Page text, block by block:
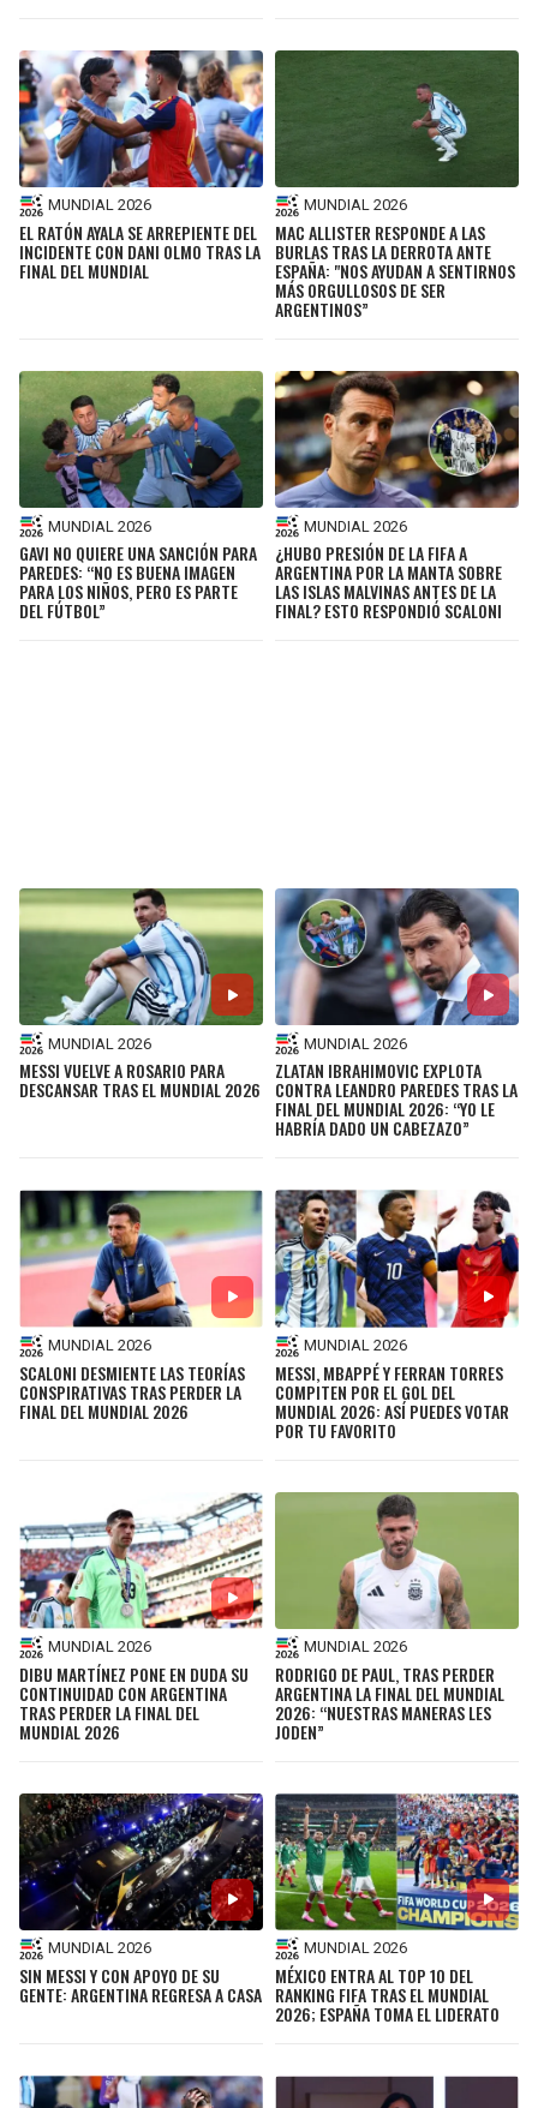
MUNDIAL 2026
EL RATÓN AYALA SE ARREPIENTE DEL
INCIDENTE CON DANI OLMO TRAS LA
FINAL DEL MUNDIAL
MUNDIAL 2026
MAC ALLISTER RESPONDE A LAS
BURLAS TRAS LA DERROTA ANTE
ESPAÑA: "NOS AYUDAN A SENTIRNOS
MÁS ORGULLOSOS DE SER
ARGENTINOS”
MUNDIAL 2026
GAVI NO QUIERE UNA SANCIÓN PARA
PAREDES: “NO ES BUENA IMAGEN
PARA LOS NIÑOS, PERO ES PARTE
DEL FÚTBOL”
MUNDIAL 2026
¿HUBO PRESIÓN DE LA FIFA A
ARGENTINA POR LA MANTA SOBRE
LAS ISLAS MALVINAS ANTES DE LA
FINAL? ESTO RESPONDIÓ SCALONI
MUNDIAL 2026
MESSI VUELVE A ROSARIO PARA
DESCANSAR TRAS EL MUNDIAL 2026
MUNDIAL 2026
ZLATAN IBRAHIMOVIC EXPLOTA
CONTRA LEANDRO PAREDES TRAS LA
FINAL DEL MUNDIAL 2026: “YO LE
HABRÍA DADO UN CABEZAZO”
MUNDIAL 2026
SCALONI DESMIENTE LAS TEORÍAS
CONSPIRATIVAS TRAS PERDER LA
FINAL DEL MUNDIAL 2026
MUNDIAL 2026
MESSI, MBAPPÉ Y FERRAN TORRES
COMPITEN POR EL GOL DEL
MUNDIAL 2026: ASÍ PUEDES VOTAR
POR TU FAVORITO
MUNDIAL 2026
DIBU MARTÍNEZ PONE EN DUDA SU
CONTINUIDAD CON ARGENTINA
TRAS PERDER LA FINAL DEL
MUNDIAL 2026
MUNDIAL 2026
RODRIGO DE PAUL, TRAS PERDER
ARGENTINA LA FINAL DEL MUNDIAL
2026: “NUESTRAS MANERAS LES
JODEN”
MUNDIAL 2026
SIN MESSI Y CON APOYO DE SU
GENTE: ARGENTINA REGRESA A CASA
MUNDIAL 2026
MÉXICO ENTRA AL TOP 10 DEL
RANKING FIFA TRAS EL MUNDIAL
2026; ESPAÑA TOMA EL LIDERATO